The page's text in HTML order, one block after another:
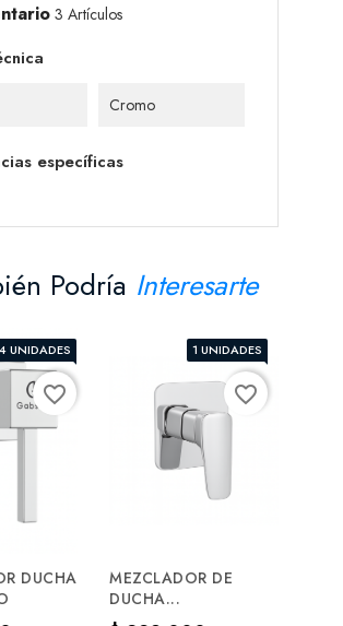
3 Artículos
Cromo
específicas
Podría Interesarte
UNIDADES
DUCHA
favorite_border
1 UNIDADES
MEZCLADOR DE
DUCHA...
favorite_border